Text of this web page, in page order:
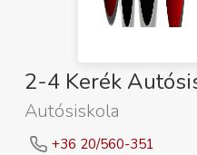
2-4 Kerék
Autósiskola
+36 20/560-351